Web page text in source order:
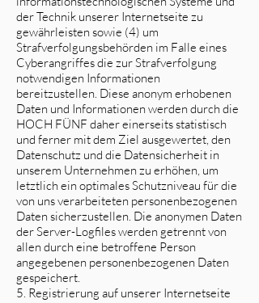
der Technik unserer Internetseite zu
gewährleisten sowie (4) um
Strafverfolgungsbehörden im Falle eines
Cyberangriffes die zur Strafverfolgung
notwendigen Informationen
bereitzustellen. Diese anonym erhobenen
Daten und Informationen werden durch die
HOCH FÜNF daher einerseits statistisch
und ferner mit dem Ziel ausgewertet, den
Datenschutz und die Datensicherheit in
unserem Unternehmen zu erhöhen, um
letztlich ein optimales Schutzniveau für die
von uns verarbeiteten personenbezogenen
Daten sicherzustellen. Die anonymen Daten
der Server-Logfiles werden getrennt von
allen durch eine betroffene Person
angegebenen personenbezogenen Daten
gespeichert.
5. Registrierung auf unserer Internetseite